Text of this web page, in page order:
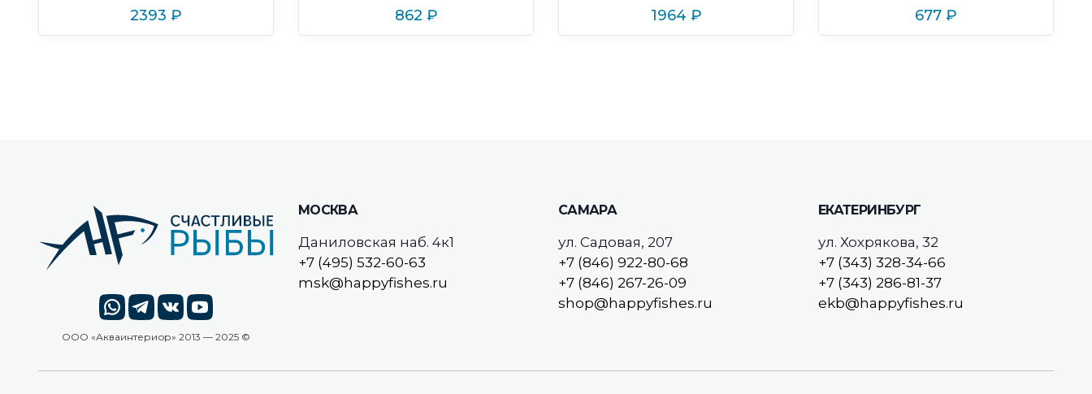
2393 ₽ 862 ₽ 1964 ₽ 677 ₽
ООО «Акваинтериор» 2013 — 2025 ©
МОСКВА
Даниловская наб. 4к1
+7 (495) 532-60-63
msk@happyfishes.ru
САМАРА
ул. Садовая, 207
+7 (846) 922-80-68
+7 (846) 267-26-09
shop@happyfishes.ru
ЕКАТЕРИНБУРГ
ул. Хохрякова, 32
+7 (343) 328-34-66
+7 (343) 286-81-37
ekb@happyfishes.ru